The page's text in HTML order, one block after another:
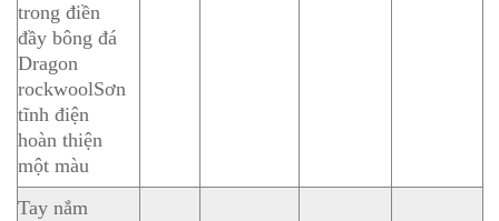
trong điền
đầy bông đá
Dragon
rockwoolSơn
tĩnh điện
hoàn thiện
một màu
Tay nắm